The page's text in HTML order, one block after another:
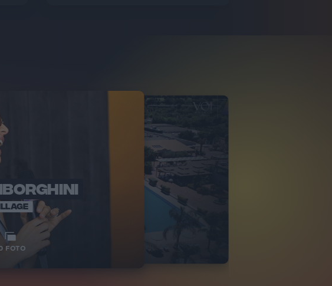
FOTO
RADIO ITALIA
VOI TANKA VILLAGE